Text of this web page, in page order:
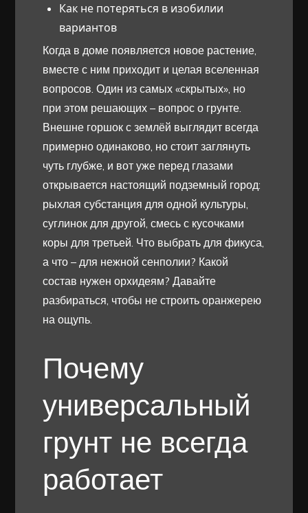
Как не потеряться в изобилии
вариантов
Когда в доме появляется новое растение,
вместе с ним приходит и целая вселенная
вопросов. Один из самых «скрытых», но
при этом решающих – вопрос о грунте.
Внешне горшок с землёй выглядит всегда
примерно одинаково, но стоит заглянуть
чуть глубже, и вот уже перед глазами
открывается настоящий подземный город:
рыхлая субстанция для одной культуры,
суглинок для другой, смесь с кусочками
коры для третьей. Что выбрать для фикуса,
а что – для нежной сенполии? Какой
состав нужен орхидеям? Давайте
разбираться, чтобы не строить оранжерею
на ощупь.
Почему
универсальный
грунт не всегда
работает